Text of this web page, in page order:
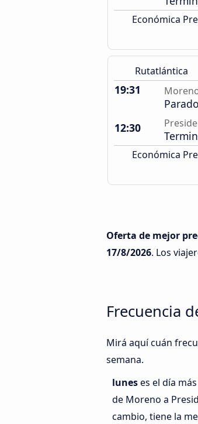
Económica
Rutatlántica
19:31
12:30
Económica
Oferta de mejor
17/8/2026. Los
Frecuencia
Mirá aquí cuán
semana.
luneses el día
de Moreno a
cambio, tiene la